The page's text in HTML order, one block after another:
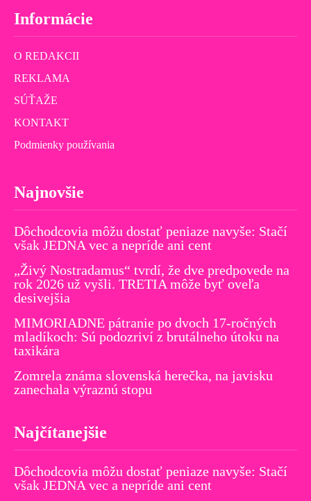
Informácie
O REDAKCII
REKLAMA
SÚŤAŽE
KONTAKT
Podmienky používania
Najnovšie
Dôchodcovia môžu dostať peniaze navyše: Stačí
však JEDNA vec a nepríde ani cent
„Živý Nostradamus“ tvrdí, že dve predpovede na
rok 2026 už vyšli. TRETIA môže byť oveľa
desivejšia
MIMORIADNE pátranie po dvoch 17-ročných
mladíkoch: Sú podozriví z brutálneho útoku na
taxikára
Zomrela známa slovenská herečka, na javisku
zanechala výraznú stopu
Najčítanejšie
Dôchodcovia môžu dostať peniaze navyše: Stačí
však JEDNA vec a nepríde ani cent